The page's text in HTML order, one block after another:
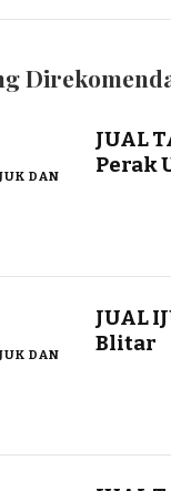
DAN
JUAL
Perak
DAN
JUAL
Blitar